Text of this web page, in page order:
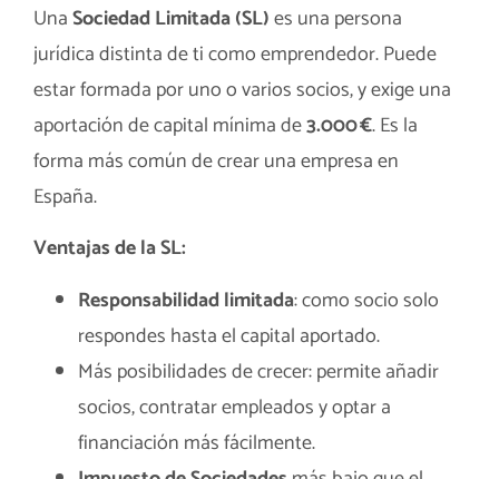
UnaSociedad Limitada (SL)es una persona
jurídica distinta de ti como emprendedor. Puede
estar formada por uno o varios socios, y exige una
aportación de capital mínima de3.000 €. Es la
forma más común de crear una empresa en
España.
Ventajas de la SL:
Responsabilidad limitada: como socio solo
respondes hasta el capital aportado.
Más posibilidades de crecer: permite añadir
socios, contratar empleados y optar a
financiación más fácilmente.